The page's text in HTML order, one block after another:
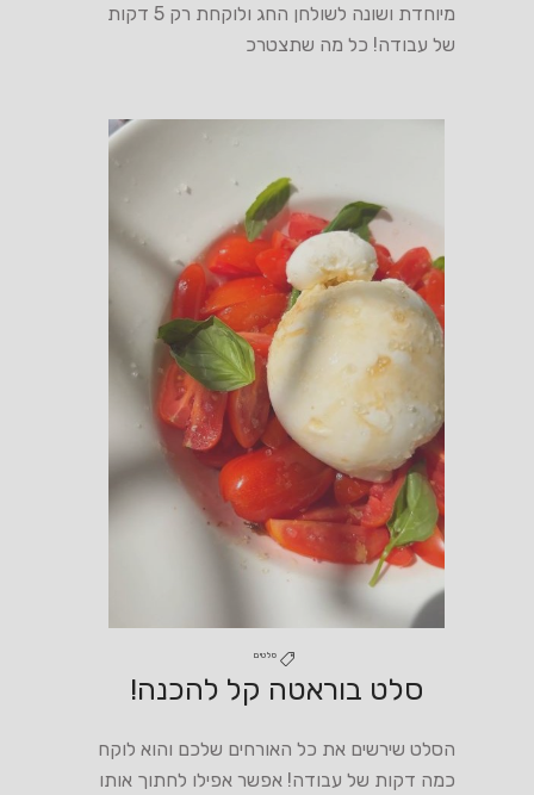
מיוחדת ושונה לשולחן החג ולוקחת רק 5 דקות
של עבודה! כל מה שתצטרכ
סלטים
סלט בוראטה קל להכנה!
הסלט שירשים את כל האורחים שלכם והוא לוקח
כמה דקות של עבודה! אפשר אפילו לחתוך אותו